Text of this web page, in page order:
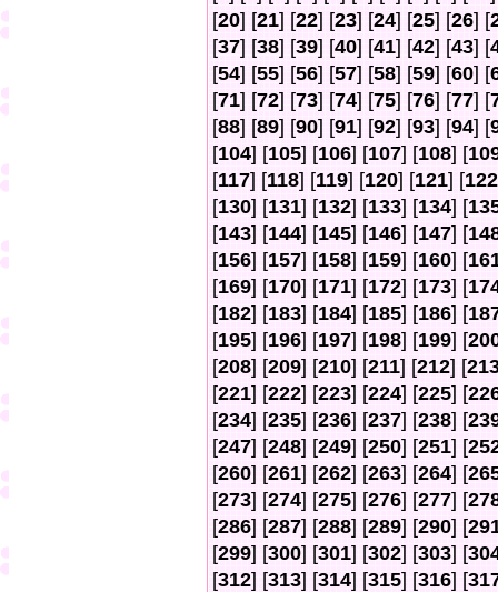
[20] [21] [22] [23] [24] [25] [26] [
[37] [38] [39] [40] [41] [42] [43] [
[54] [55] [56] [57] [58] [59] [60] [
[71] [72] [73] [74] [75] [76] [77] [
[88] [89] [90] [91] [92] [93] [94] [
[104] [105] [106] [107] [108] [
[117] [118] [119] [120] [121] [122
[130] [131] [132] [133] [134] [
[143] [144] [145] [146] [147] [
[156] [157] [158] [159] [160] [
[169] [170] [171] [172] [173] [
[182] [183] [184] [185] [186] [
[195] [196] [197] [198] [199] [
[208] [209] [210] [211] [212] [
[221] [222] [223] [224] [225] [
[234] [235] [236] [237] [238] [
[247] [248] [249] [250] [251] [
[260] [261] [262] [263] [264] [
[273] [274] [275] [276] [277] [
[286] [287] [288] [289] [290] [
[299] [300] [301] [302] [303] [
[312] [313] [314] [315] [316] [